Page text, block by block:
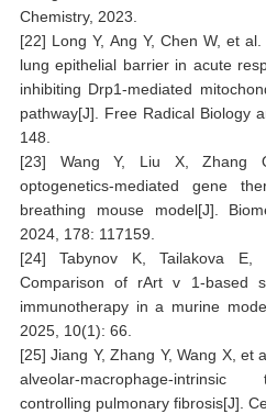
Chemistry, 2023.
[22] Long Y, Ang Y, Chen W, et
lung epithelial barrier in acute
inhibiting Drp1-mediated
pathway[J]. Free Radical Biology
148.
[23] Wang Y, Liu X, Zhang
optogenetics-mediated gene
breathing mouse model[J].
2024, 178: 117159.
[24] Tabynov K, Tailakova E,
Comparison of rArt v 1-based
immunotherapy in a murine
2025, 10(1): 66.
[25] Jiang Y, Zhang Y, Wang X, et
alveolar-macrophage-
controlling pulmonary fibrosis[J].